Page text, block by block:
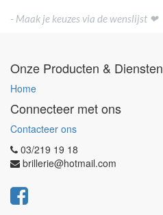
- Maak je keuzes via de wenslijst ❤
Onze Producten & Diensten
Home
Connecteer met ons
Contacteer ons
03/219 19 18
brillerie@hotmail.com